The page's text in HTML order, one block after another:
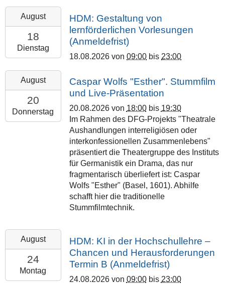
17T23:00:00+02:00
Justus
Universität
Gießen
2026-
18T09:00:00+02:00
2026-
08-
18T23:00:00+02:00
Justus
Universität
Gießen
August
18
Dienstag
HDM: Gestaltung von
lernförderlichen Vorlesungen
(Anmeldefrist)
18.08.2026 von09:00 bis 23:00
2026-
20T18:00:00+02:00
2026-
08-
20T19:30:00+02:00
August
20
Donnerstag
Caspar Wolfs "Esther". Stummfilm
und Live-Präsentation
20.08.2026von 18:00bis 19:30
Im Rahmen des DFG-Projekts "Theatrale
Aushandlungen interreligiösen oder
interkonfessionellen Zusammenlebens"
präsentiert die Theatergruppe des Instituts
für Germanistik ein Drama, das nur
fragmentarisch überliefert ist: Caspar
Wolfs "Esther" (Basel, 1601). Abhilfe
schafft hier die traditionelle
Stummfilmtechnik.
2026-
24T09:00:00+02:00
2026-
08-
August
24
Montag
HDM: KI in der Hochschullehre –
Chancen und Herausforderungen
Termin B (Anmeldefrist)
24.08.2026von 09:00bis 23:00